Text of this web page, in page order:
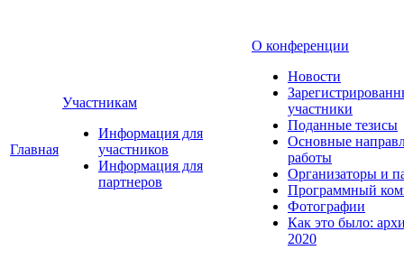
Главная
Участникам
Информация для
участников
Информация для
партнеров
О конференции
Новости
участники
Поданные тезисы
Основные
работы
Организаторы и
Программный
Фотографии
Как это было:
2020